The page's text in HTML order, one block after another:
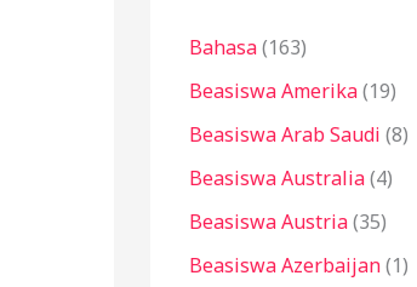
t
u
k
:
Bahasa(163)
Beasiswa Amerika(19)
Beasiswa Arab Saudi (8)
Beasiswa Australia(4)
Beasiswa Austria(35)
Beasiswa Azerbaijan(1)